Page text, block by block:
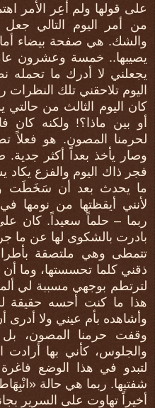
على قولها ولم أُعِر الأمر
من أمر اليوم التالي جعل
والشك. هي صفحة بيضاء
يصيبها.. خمسة وعشرون
يجعلني لا أدرك ما
اليوم تلاحقني تلك النظرات
كان اليوم الثالث من حالتي
أو بين ماذا؟! ولكنه كان
لحرمنا المصون. هو فعلاً
وصار يأخذ بعداً أكثر
فجر ذاك اليوم والفزع
ما يحدث بعد أن سَخَطَت
لأنني أيقظتها من نومها
ربما – حلماً سعيداً. كان
بادرت بالشكوى لها عن ما
تتمطى وهي ملتصقة
ذقني كلما تحسستها، وما
لترتطم بوجهي مسببة لي
هذا ما كنت أحسه حقيقة
وأشاهده بأم عيني ولا
وقفت حرمنا المصون،
والجلوس، كأني بها أرادت
لتبدو في هذا الوضع
شفتيها. ربما هي حالة
أخيراً تهاوت على السرير